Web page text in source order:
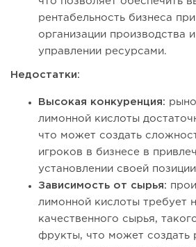
рентабельность бизнеса
организации производства
управлении ресурсами.
Недостатки:
Высокая конкуренция:
лимонной кислоты
что может создать
игроков в бизнесе в
установлении своей
Зависимость от сырья:
лимонной кислоты требует
качественного сырья,
фрукты, что может создать